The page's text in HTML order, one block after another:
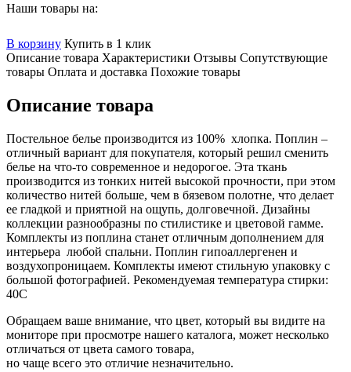
Наши товары на:
В корзину Купить в 1 клик
Описание товара Характеристики Отзывы Сопутствующие
товары Оплата и доставка Похожие товары
Описание товара
Постельное белье производится из 100% хлопка. Поплин –
отличный вариант для покупателя, который решил сменить
белье на что-то современное и недорогое. Эта ткань
производится из тонких нитей высокой прочности, при этом
количество нитей больше, чем в бязевом полотне, что делает
ее гладкой и приятной на ощупь, долговечной. Дизайны
коллекции разнообразны по стилистике и цветовой гамме.
Комплекты из поплина станет отличным дополнением для
интерьера любой спальни. Поплин гипоаллергенен и
воздухопроницаем. Комплекты имеют стильную упаковку с
большой фотографией. Рекомендуемая температура стирки:
40С
Обращаем ваше внимание, что цвет, который вы видите на
мониторе при просмотре нашего каталога, может несколько
отличаться от цвета самого товара,
но чаще всего это отличие незначительно.